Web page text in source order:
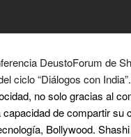
DeustoForum de
ciclo “Diálogos con
no solo gracias al
capacidad de compartir su
Bollywood. Shashi